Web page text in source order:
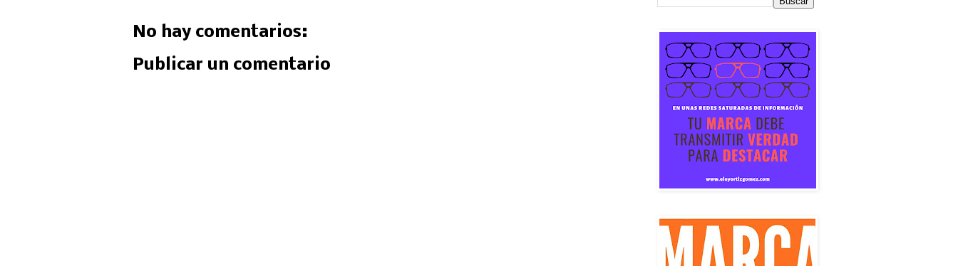
No hay comentarios:
Publicar un comentario